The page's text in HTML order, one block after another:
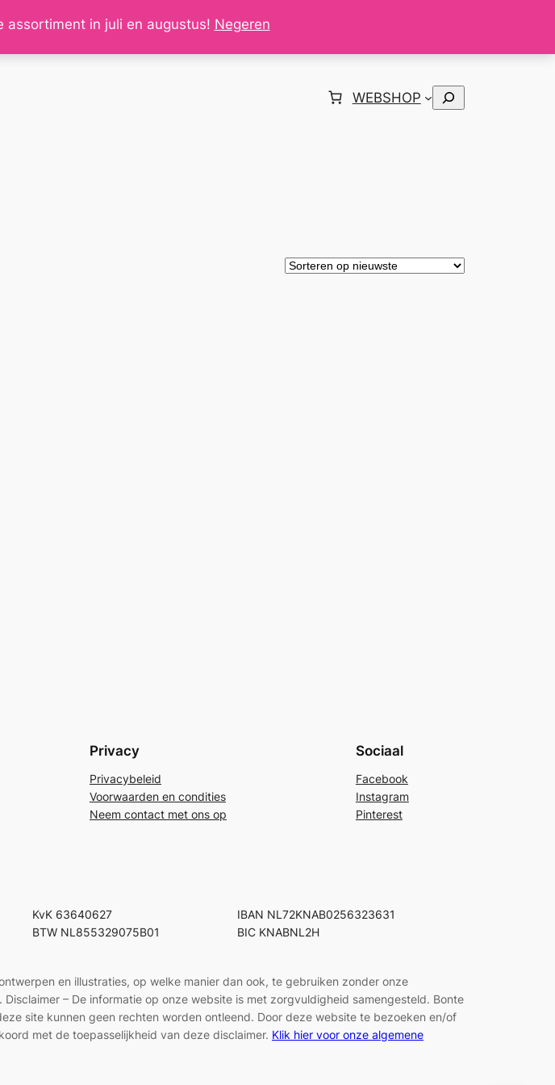
assortiment in juli en augustus! Negeren
WEBSHOP
Zoeken
Privacy
Privacybeleid
Voorwaarden en condities
Neem contact met ons op
Sociaal
Facebook
Instagram
Pinterest
KvK 63640627
BTW NL855329075B01
IBAN NL72KNAB0256323631
BIC KNABNL2H
en illustraties, op welke manier dan ook, te gebruiken zonder onze
– De informatie op onze website is met zorgvuldigheid samengesteld. Bonte
site kunnen geen rechten worden ontleend. Door deze website te bezoeken en/of
met de toepasselijkheid van deze disclaimer. Klik hier voor onze algemene